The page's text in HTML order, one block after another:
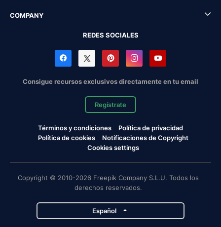
COMPANY
REDES SOCIALES
Consigue recursos exclusivos directamente en tu email
Regístrate
Términos y condiciones
Política de privacidad
Política de cookies
Notificaciones de Copyright
Cookies settings
Copyright © 2010-2026 Freepik Company S.L.U. Todos los
derechos reservados.
Español